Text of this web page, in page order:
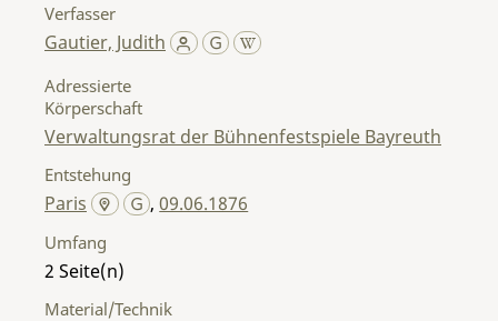
Verfasser
Gautier, Judith
Adressierte
Körperschaft
Verwaltungsrat der Bühnenfestspiele Bayreuth
Entstehung
Paris ,09.06.1876
Umfang
2
Material/Technik